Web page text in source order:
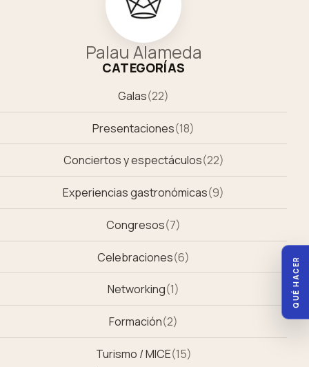
QUÉ HACER
Palau Alameda
CATEGORÍAS
Galas(22)
Presentaciones(18)
Conciertos y espectáculos(22)
Experiencias gastronómicas(9)
Congresos(7)
Celebraciones(6)
Networking(1)
Formación(2)
Turismo / MICE(15)